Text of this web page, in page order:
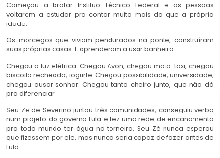
Começou a brotar Instituo Técnico Federal e as pessoas
voltaram a estudar pra contar muito mais do que a própria
idade.
Os morcegos que viviam pendurados na ponte, construíram
suas próprias casas. E aprenderam a usar banheiro.
Chegou a luz elétrica. Chegou Avon, chegou moto-taxi, chegou
biscoito recheado, iogurte. Chegou possibilidade, universidade,
chegou ousar sonhar. Chegou tanto cheiro junto, que não dá
pra diferenciar.
Seu Ze de Severino juntou três comunidades, conseguiu verba
num projeto do governo Lula e fez uma rede de encanamento
pra todo mundo ter água na torneira. Seu Zé nunca esperou
que fizessem por ele, mas nunca seria capaz de fazer antes de
Lula.